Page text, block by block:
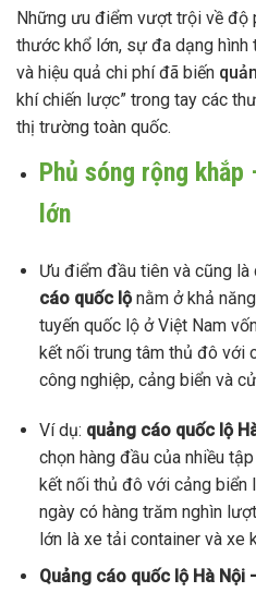
Những ưu điểm vượt trội về độ
thước khổ lớn, sự đa dạng hình
và hiệu quả chi phí đã biến
khí chiến lược” trong tay các
thị trường toàn quốc.
Phủ sóng rộng
lớn
Ưu điểm đầu tiên và cũng là
cáo quốc lộnằm ở khả
tuyến quốc lộ ở Việt Nam
kết nối trung tâm thủ đô với
công nghiệp, cảng biển và
Ví dụ: quảng cáo quốc lộ
chọn hàng đầu của nhiều
kết nối thủ đô với cảng biển
ngày có hàng trăm nghìn
lớn là xe tải container và xe
Quảng cáo quốc lộ Hà Nội